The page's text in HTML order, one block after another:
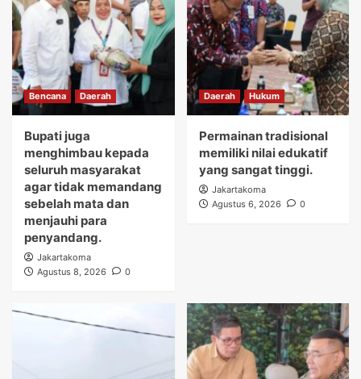
Bencana Daerah
Bupati juga
menghimbau kepada
seluruh masyarakat
agar tidak memandang
sebelah mata dan
menjauhi para
penyandang.
Jakartakoma
Agustus 8, 2026
0
Daerah Hukum
Permainan tradisional
memiliki nilai edukatif
yang sangat tinggi.
Jakartakoma
Agustus 6, 2026
0